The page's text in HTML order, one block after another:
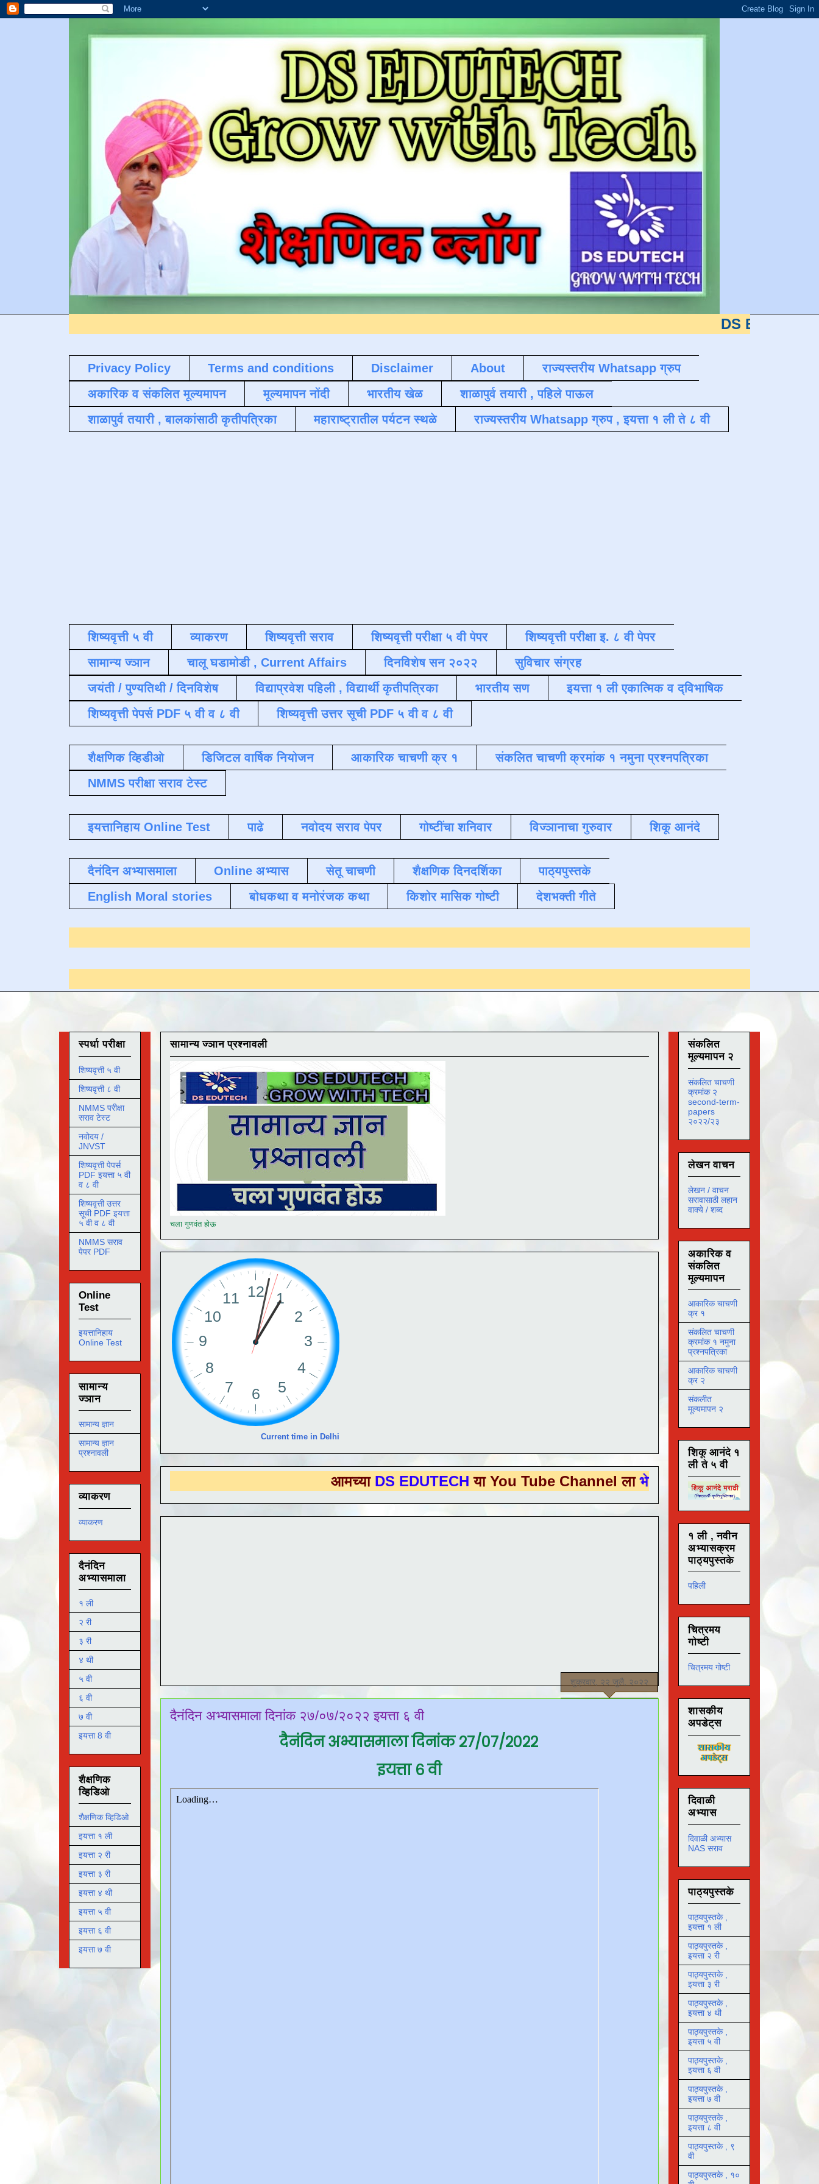
DS EDUTECH
Privacy Policy Terms and conditions Disclaimer About
राज्यस्तरीय Whatsapp ग्रुप
अकारिक व संकलित मूल्यमापन
मूल्यमापन नोंदी भारतीय खेळ
शाळापुर्व तयारी , पहिले पाऊल
शाळापुर्व तयारी , बालकांसाठी कृतीपत्रिका
महाराष्ट्रातील पर्यटन स्थळे राज्यस्तरीय Whatsapp ग्रुप , इयत्ता १ ली ते ८ वी
शिष्यवृत्ती ५ वी व्याकरण शिष्यवृत्ती सराव शिष्यवृत्ती परीक्षा ५ वी पेपर
शिष्यवृत्ती परीक्षा इ. ८ वी पेपर
सामान्य ज्ञान
चालू घडामोडी , Current Affairs दिनविशेष सन २०२२
सुविचार संग्रह
जयंती / पुण्यतिथी / दिनविशेष
विद्याप्रवेश पहिली , विद्यार्थी कृतीपत्रिका भारतीय सण
इयत्ता १ ली एकात्मिक व द्विभाषिक
शिष्यवृत्ती पेपर्स PDF ५ वी व ८ वी
शिष्यवृत्ती उत्तर सूची PDF ५ वी व ८ वी
शैक्षणिक व्हिडीओ डिजिटल वार्षिक नियोजन आकारिक चाचणी क्र १
संकलित चाचणी क्रमांक १ नमुना प्रश्नपत्रिका
NMMS परीक्षा सराव टेस्ट
इयत्तानिहाय Online Test पाढे नवोदय सराव पेपर गोष्टींचा शनिवार विज्ञानाचा गुरुवार शिकू आनंदे
दैनंदिन अभ्यासमाला Online अभ्यास सेतू चाचणी शैक्षणिक दिनदर्शिका
पाठ्यपुस्तके
English Moral stories
बोधकथा व मनोरंजक कथा किशोर मासिक गोष्टी देशभक्ती गीते
सामान्य ज्ञान प्रश्नावली
चला गुणवंत होऊ
Current time in Delhi
DS EDUTECHया You Tube Channel लाभेट देण्यासाठी येथे क्लिक करा .
शुक्रवार, २२ जुलै, २०२२
दैनंदिन अभ्यासमाला दिनांक २७/०७/२०२२ इयत्ता ६ वी
दैनंदिन अभ्यासमाला दिनांक २७/०७/२०२२
इयत्ता ६ वी
स्पर्धा परीक्षा
शिष्यवृत्ती ५ वी
शिष्यवृत्ती ८ वी
NMMS परीक्षा
सराव टेस्ट
नवोदय /
JNVST
शिष्यवृत्ती पेपर्स
PDF इयत्ता ५ वी
व ८ वी
शिष्यवृत्ती उत्तर
सूची PDF इयत्ता
५ वी व ८ वी
NMMS सराव
पेपर PDF
Online
Test
इयत्तानिहाय
Online Test
सामान्य
ज्ञान
सामान्य ज्ञान
सामान्य ज्ञान
प्रश्नावली
व्याकरण
व्याकरण
दैनंदिन
अभ्यासमाला
१ ली
२ री
३ री
४ थी
५ वी
६ वी
७ वी
इयत्ता 8 वी
शैक्षणिक
व्हिडिओ
शैक्षणिक व्हिडिओ
इयत्ता १ ली
इयत्ता २ री
इयत्ता ३ री
इयत्ता ४ थी
इयत्ता ५ वी
इयत्ता ६ वी
इयत्ता ७ वी
संकलित
मूल्यमापन २
संकलित चाचणी
क्रमांक २
second-term-
papers
२०२२/२३
लेखन वाचन
लेखन / वाचन
सरावासाठी लहान
वाक्ये / शब्द
अकारिक व
संकलित
मूल्यमापन
आकारिक चाचणी
क्र १
संकलित चाचणी
क्रमांक १ नमुना
प्रश्नपत्रिका
आकारिक चाचणी
क्र २
संकलीत
मूल्यमापन २
शिकू आनंदे १
ली ते ५ वी
१ ली , नवीन
अभ्यासक्रम
पाठ्यपुस्तके
पहिली
चित्रमय
गोष्टी
चित्रमय गोष्टी
शासकीय
अपडेट्स
दिवाळी
अभ्यास
दिवाळी अभ्यास
NAS सराव
पाठ्यपुस्तके
पाठ्यपुस्तके ,
इयत्ता १ ली
पाठ्यपुस्तके ,
इयत्ता २ री
पाठ्यपुस्तके ,
इयत्ता ३ री
पाठ्यपुस्तके ,
इयत्ता ४ थी
पाठ्यपुस्तके ,
इयत्ता ५ वी
पाठ्यपुस्तके ,
इयत्ता ६ वी
पाठ्यपुस्तके ,
इयत्ता ७ वी
पाठ्यपुस्तके ,
इयत्ता ८ वी
पाठ्यपुस्तके , ९
वी
पाठ्यपुस्तके , १०